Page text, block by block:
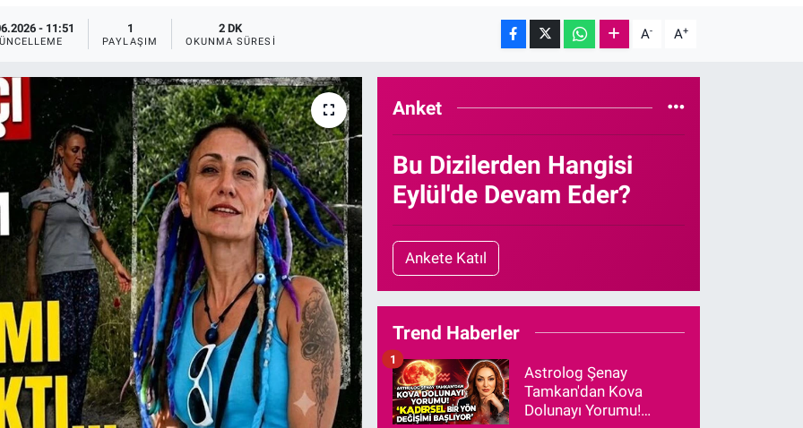
- 11:51 1
PAYLAŞIM
2 DK
OKUNMA SÜRESI A- A+
Anket
Bu Dizilerden Hangisi
Eylül'de Devam Eder?
Ankete Katıl
Trend Haberler
Astrolog Şenay
Tamkan'dan Kova
Dolunayı Yorumu!
1